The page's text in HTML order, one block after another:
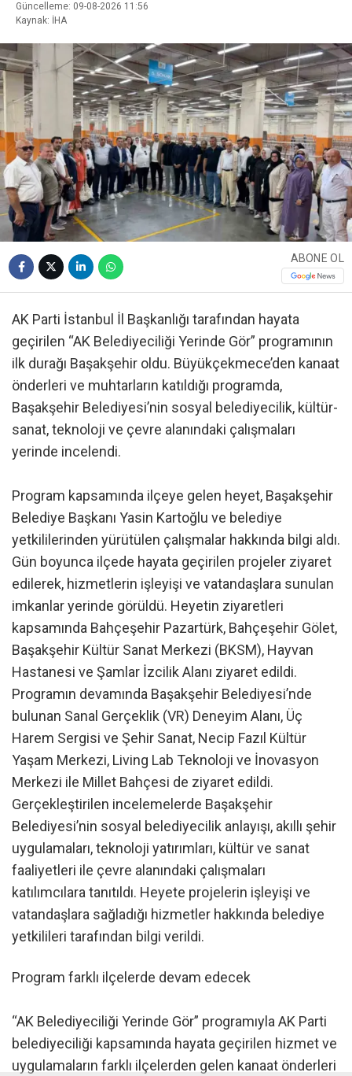
Güncelleme: 09-08-2026 11:56
Kaynak: İHA
ABONE OL
AK Parti İstanbul İl Başkanlığı tarafından hayata
geçirilen “AK Belediyeciliği Yerinde Gör” programının
ilk durağı Başakşehir oldu. Büyükçekmece’den kanaat
önderleri ve muhtarların katıldığı programda,
Başakşehir Belediyesi’nin sosyal belediyecilik, kültür-
sanat, teknoloji ve çevre alanındaki çalışmaları
yerinde incelendi.
Program kapsamında ilçeye gelen heyet, Başakşehir
Belediye Başkanı Yasin Kartoğlu ve belediye
yetkililerinden yürütülen çalışmalar hakkında bilgi aldı.
Gün boyunca ilçede hayata geçirilen projeler ziyaret
edilerek, hizmetlerin işleyişi ve vatandaşlara sunulan
imkanlar yerinde görüldü. Heyetin ziyaretleri
kapsamında Bahçeşehir Pazartürk, Bahçeşehir Gölet,
Başakşehir Kültür Sanat Merkezi (BKSM), Hayvan
Hastanesi ve Şamlar İzcilik Alanı ziyaret edildi.
Programın devamında Başakşehir Belediyesi’nde
bulunan Sanal Gerçeklik (VR) Deneyim Alanı, Üç
Harem Sergisi ve Şehir Sanat, Necip Fazıl Kültür
Yaşam Merkezi, Living Lab Teknoloji ve İnovasyon
Merkezi ile Millet Bahçesi de ziyaret edildi.
Gerçekleştirilen incelemelerde Başakşehir
Belediyesi’nin sosyal belediyecilik anlayışı, akıllı şehir
uygulamaları, teknoloji yatırımları, kültür ve sanat
faaliyetleri ile çevre alanındaki çalışmaları
katılımcılara tanıtıldı. Heyete projelerin işleyişi ve
vatandaşlara sağladığı hizmetler hakkında belediye
yetkilileri tarafından bilgi verildi.
Program farklı ilçelerde devam edecek
“AK Belediyeciliği Yerinde Gör” programıyla AK Parti
belediyeciliği kapsamında hayata geçirilen hizmet ve
uygulamaların farklı ilçelerden gelen kanaat önderleri